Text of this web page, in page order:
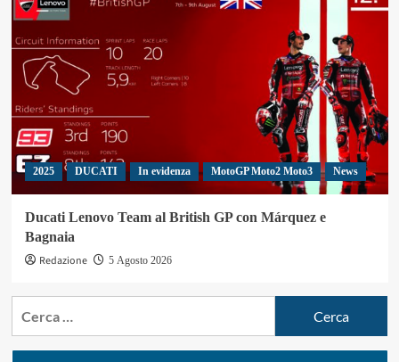
2025 DUCATI In evidenza MotoGP Moto2 Moto3 News
Ducati Lenovo Team al British GP con Márquez e
Bagnaia
Redazione
5 Agosto 2026